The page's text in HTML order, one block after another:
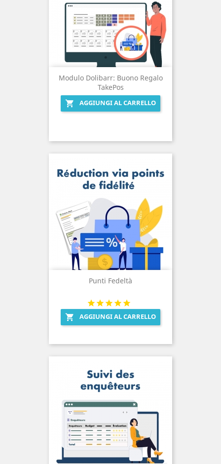
Modulo Dolibarr: Buono Regalo
TakePos

AGGIUNGI AL CARRELLO
Punti Fedeltà
 AGGIUNGI AL CARRELLO